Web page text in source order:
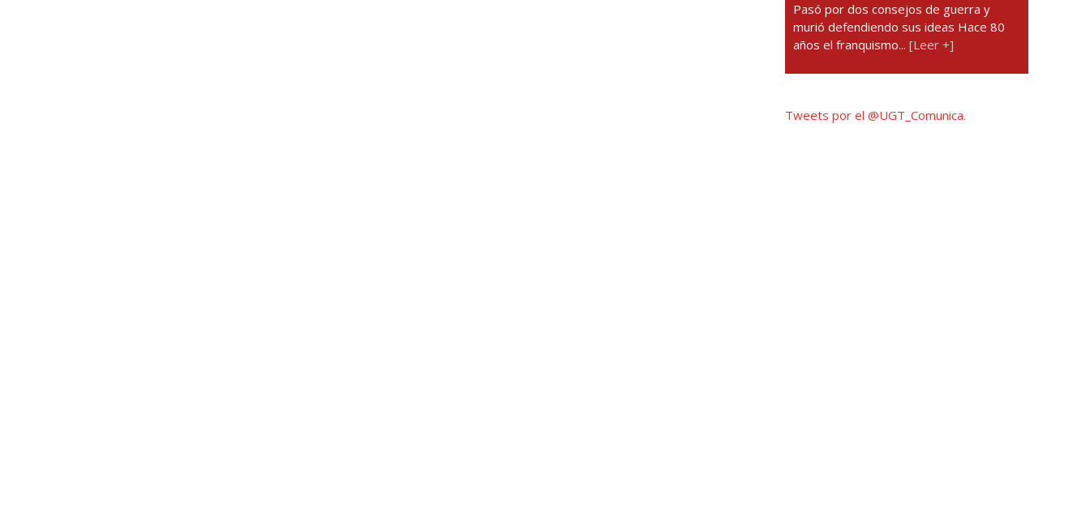
Pasó por dos consejos de guerra y
murió defendiendo sus ideas Hace 80
años el franquismo...[Leer +]
Tweets por el @UGT_Comunica.